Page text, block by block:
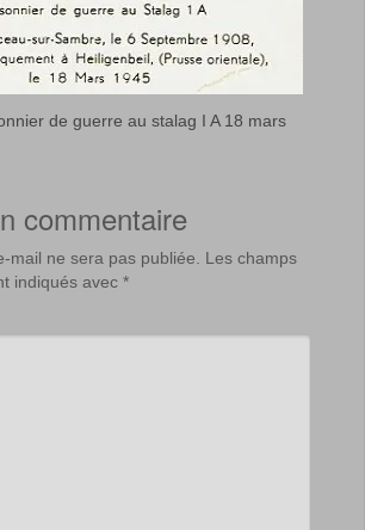
de guerre au stalag I A 18 mars
commentaire
mail ne sera pas publiée.
Les champs
indiqués avec *